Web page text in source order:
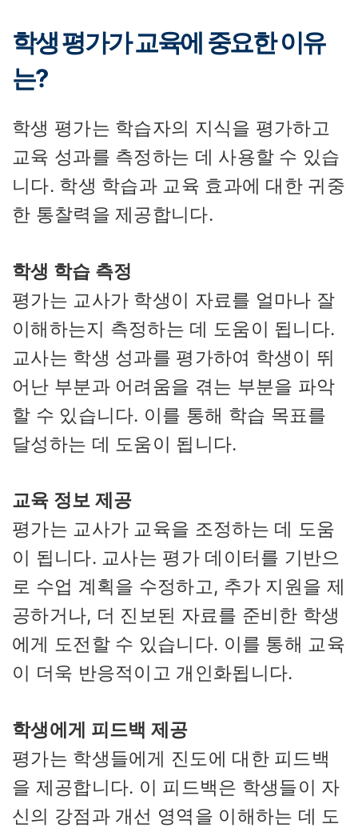
학생 평가가 교육에 중요한 이유
는?
학생 평가는 학습자의 지식을 평가하고
교육 성과를 측정하는 데 사용할 수 있습
니다. 학생 학습과 교육 효과에 대한 귀중
한 통찰력을 제공합니다.
학생 학습 측정
평가는 교사가 학생이 자료를 얼마나 잘
이해하는지 측정하는 데 도움이 됩니다.
교사는 학생 성과를 평가하여 학생이 뛰
어난 부분과 어려움을 겪는 부분을 파악
할 수 있습니다. 이를 통해 학습 목표를
달성하는 데 도움이 됩니다.
교육 정보 제공
평가는 교사가 교육을 조정하는 데 도움
이 됩니다. 교사는 평가 데이터를 기반으
로 수업 계획을 수정하고, 추가 지원을 제
공하거나, 더 진보된 자료를 준비한 학생
에게 도전할 수 있습니다. 이를 통해 교육
이 더욱 반응적이고 개인화됩니다.
학생에게 피드백 제공
평가는 학생들에게 진도에 대한 피드백
을 제공합니다. 이 피드백은 학생들이 자
신의 강점과 개선 영역을 이해하는 데 도